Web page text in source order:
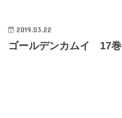
2019.03.22
ゴールデンカムイ 17巻